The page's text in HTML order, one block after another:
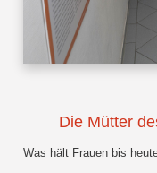
Die Mütter
Was hält Frauen bis